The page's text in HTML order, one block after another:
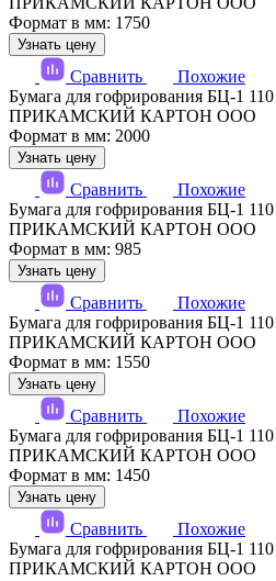
Формат в мм: 1750
Узнать цену
Сравнить
Похожие
Бумага для гофрирования БЦ-1
ПРИКАМСКИЙ КАРТОН ООО
Формат в мм: 2000
Узнать цену
Сравнить
Похожие
Бумага для гофрирования БЦ-1
ПРИКАМСКИЙ КАРТОН ООО
Формат в мм: 985
Узнать цену
Сравнить
Похожие
Бумага для гофрирования БЦ-1
ПРИКАМСКИЙ КАРТОН ООО
Формат в мм: 1550
Узнать цену
Сравнить
Похожие
Бумага для гофрирования БЦ-1
ПРИКАМСКИЙ КАРТОН ООО
Формат в мм: 1450
Узнать цену
Сравнить
Похожие
Бумага для гофрирования БЦ-1
ПРИКАМСКИЙ КАРТОН ООО